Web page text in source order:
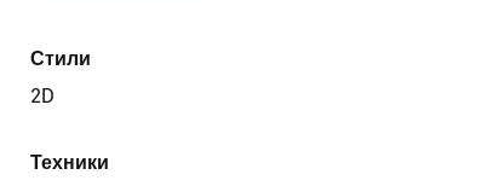
Стили
2D
Техники